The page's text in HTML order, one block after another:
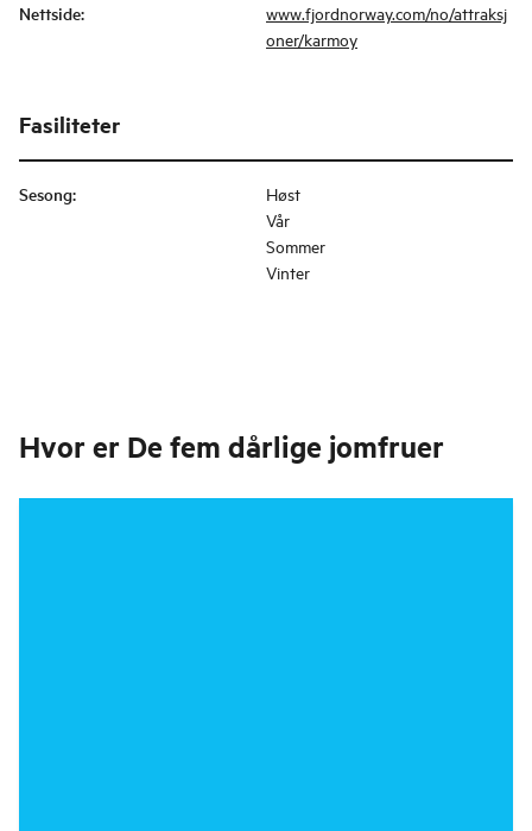
Nettside:
www.fjordnorway.com/no/attraksj
oner/karmoy
Fasiliteter
Sesong:
Høst
Vår
Sommer
Vinter
Hvor er De fem dårlige jomfruer